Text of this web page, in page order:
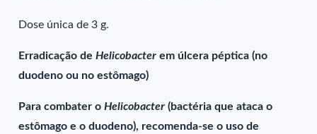
Dose única de 3 g.
Erradicação deHelicobacter em úlcera péptica (no
duodeno ou no estômago)
Para combater oHelicobacter (bactéria que ataca o
estômago e o duodeno), recomenda-se o uso de